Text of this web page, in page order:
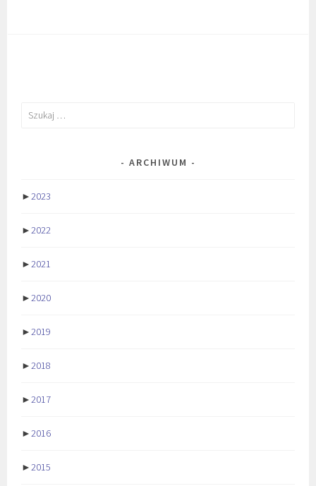
Szukaj:
ARCHIWUM
►2023
►2022
►2021
►2020
►2019
►2018
►2017
►2016
►2015